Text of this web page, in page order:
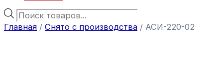
Главная / Снято с производства / АСИ-220-02